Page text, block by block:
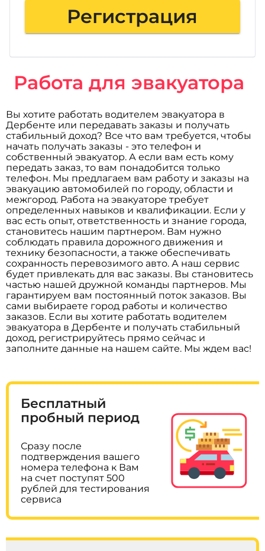
Регистрация
Работа для эвакуатора
Вы хотите работать водителем эвакуатора в
Дербенте или передавать заказы и получать
стабильный доход? Все что вам требуется, чтобы
начать получать заказы - это телефон и
собственный эвакуатор. А если вам есть кому
передать заказ, то вам понадобится только
телефон. Мы предлагаем вам работу и заказы на
эвакуацию автомобилей по городу, области и
межгород. Работа на эвакуаторе требует
определенных навыков и квалификации. Если у
вас есть опыт, ответственность и знание города,
становитесь нашим партнером. Вам нужно
соблюдать правила дорожного движения и
технику безопасности, а также обеспечивать
сохранность перевозимого авто. А наш сервис
будет привлекать для вас заказы. Вы становитесь
частью нашей дружной команды партнеров. Мы
гарантируем вам постоянный поток заказов. Вы
сами выбираете город работы и количество
заказов. Если вы хотите работать водителем
эвакуатора в Дербенте и получать стабильный
доход, регистрируйтесь прямо сейчас и
заполните данные на нашем сайте. Мы ждем вас!
Бесплатный
пробный период
Сразу после
подтверждения вашего
номера телефона к Вам
на счет поступят 500
рублей для тестирования
сервиса